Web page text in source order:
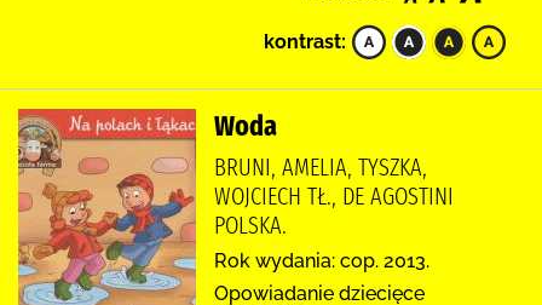
kontrast:
Woda
BRUNI, AMELIA, TYSZKA,
WOJCIECH TŁ., DE AGOSTINI
POLSKA.
Rok wydania: cop. 2013.
Opowiadanie dziecięce